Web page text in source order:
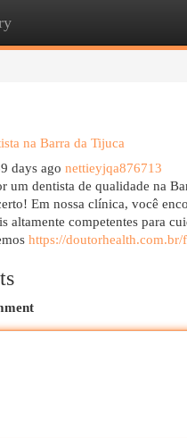
na Barra da Tijuca
days ago nettieyjqa876713
um dentista de qualidade na
Em nossa clínica, você
altamente competentes para
https://doutorhealth.com.br/